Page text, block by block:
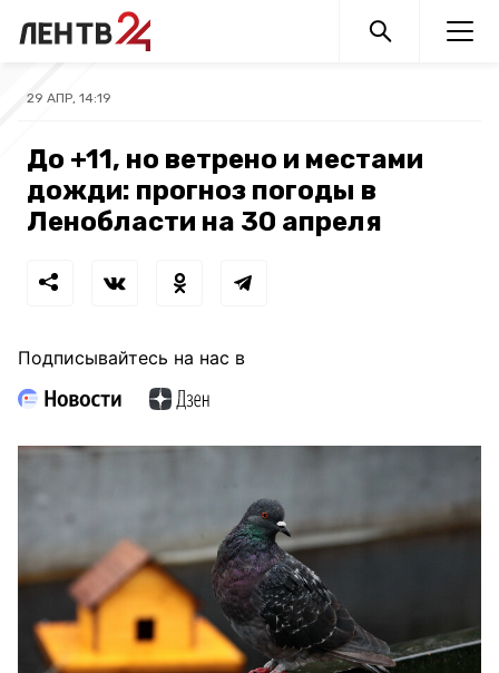
29 АПР, 14:19
До +11, но ветрено и местами
дожди: прогноз погоды в
Ленобласти на 30 апреля
Подписывайтесь на нас в